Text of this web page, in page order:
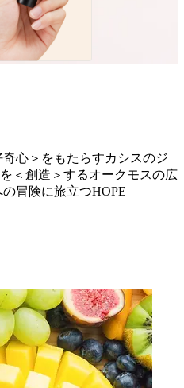
心＞をもたらすカシスのジ
＜創造＞するオークモスの広
冒険に旅立つHOPE